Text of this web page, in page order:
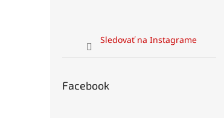
Sledovať na Instagrame
Facebook